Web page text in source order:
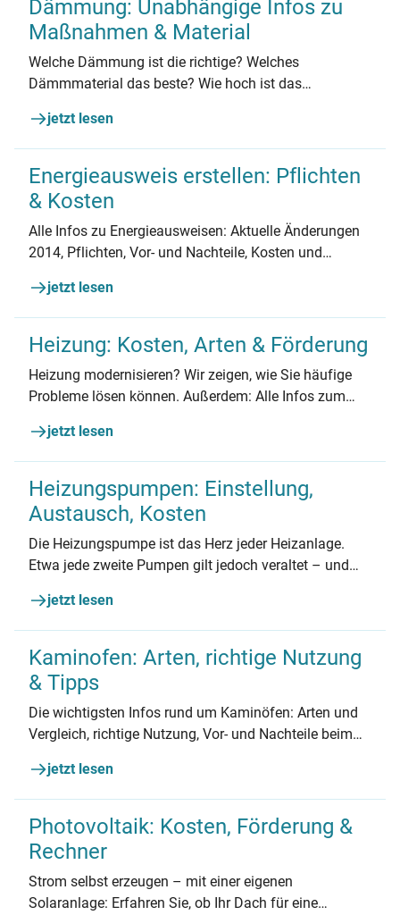
Dämmung: Unabhängige Infos zu
Maßnahmen & Material
Welche Dämmung ist die richtige? Welches
Dämmmaterial das beste? Wie hoch ist das
jetzt lesen
Energieausweis erstellen: Pflichten
& Kosten
Alle Infos zu Energieausweisen: Aktuelle Änderungen
2014, Pflichten, Vor- und Nachteile, Kosten und
jetzt lesen
Heizung: Kosten, Arten & Förderung
Heizung modernisieren? Wir zeigen, wie Sie häufige
Probleme lösen können. Außerdem: Alle Infos zum
kommerziell.
jetzt lesen
Heizungspumpen: Einstellung,
Austausch, Kosten
Die Heizungspumpe ist das Herz jeder Heizanlage.
Etwa jede zweite Pumpen gilt jedoch veraltet – und
zu den Kosten eines Pumpentauschs und deren
Fördermöglichkeiten sowie zur richtigen Einstellung
der Heizungspumpe.
jetzt lesen
Kaminofen: Arten, richtige Nutzung
& Tipps
Die wichtigsten Infos rund um Kaminöfen: Arten und
Vergleich, richtige Nutzung, Vor- und Nachteile beim
jetzt lesen
Photovoltaik: Kosten, Förderung &
Rechner
Strom selbst erzeugen – mit einer eigenen
Solaranlage: Erfahren Sie, ob Ihr Dach für eine